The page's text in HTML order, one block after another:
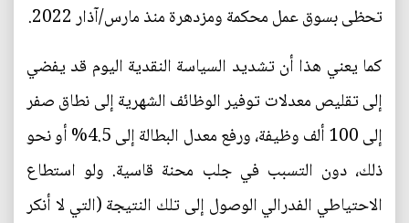
تحظى بسوق عمل محكمة ومزدهرة منذ مارس/آذار 2022.
كما يعني هذا أن تشديد السياسة النقدية اليوم قد يفضي
إلى تقليص معدلات توفير الوظائف الشهرية إلى نطاق صفر
إلى 100 ألف وظيفة، ورفع معدل البطالة إلى 4.5% أو نحو
ذلك، دون التسبب في جلب محنة قاسية. ولو استطاع
الاحتياطي الفدرالي الوصول إلى تلك النتيجة (التي لا أنكر